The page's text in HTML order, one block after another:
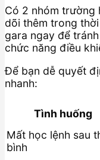
Có 2 nhóm trường
dõi thêm trong
gara ngay để
chức năng điều
Để bạn dễ quyết
nhanh:
Tình huống
Mất học lệnh sau
bình